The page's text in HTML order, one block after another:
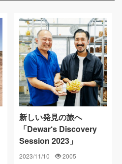
新しい発見の旅へ
「Dewar‘s Discovery
Session 2023」
2023/11/10 2005